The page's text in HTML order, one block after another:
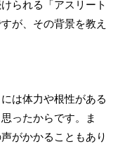
られる「アスリート
が、その背景を教え
は体力や根性がある
ったからです。ま
がかかることもあり